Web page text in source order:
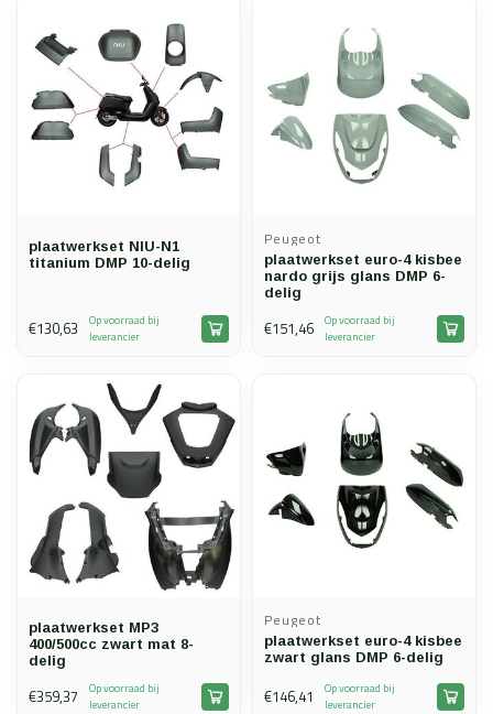
plaatwerkset NIU-N1
titanium DMP 10-delig
€130,63
Op voorraad bij
leverancier
Peugeot
plaatwerkset euro-4 kisbee
nardo grijs glans DMP 6-
delig
€151,46
Op voorraad bij
leverancier
plaatwerkset MP3
400/500cc zwart mat 8-
delig
€359,37
Op voorraad bij
leverancier
Peugeot
plaatwerkset euro-4 kisbee
zwart glans DMP 6-delig
€146,41
Op voorraad bij
leverancier